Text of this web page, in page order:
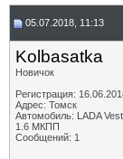
05.07.2018, 11:13
Kolbasatka
Новичок
Регистрация:
Адрес: Томск
Автомобиль: LADA
1.6 МКПП
Сообщений: 1